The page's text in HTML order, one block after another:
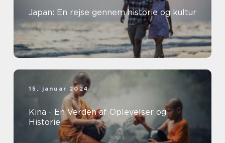
Japan: En rejse gennem historie og kultur
15. januar 2024
Kina - En Verden af Oplevelser og
Historie